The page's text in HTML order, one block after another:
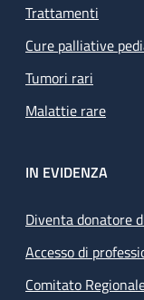
Trattamenti
Cure palliative
Tumori rari
Malattie rare
IN EVIDENZA
Diventa donatore
Accesso di
Comitato